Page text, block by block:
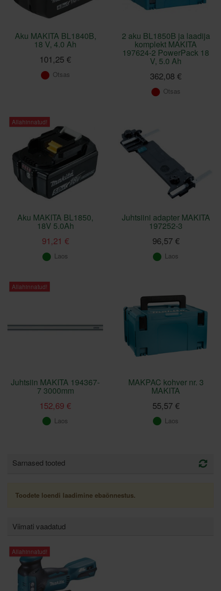
Aku MAKITA BL1840B,
18 V, 4.0 Ah
101,25 €
Otsas
2 aku BL1850B ja laadija
komplekt MAKITA
197624-2 PowerPack 18
V, 5.0 Ah
362,08 €
Otsas
Allahinnatud!
Aku MAKITA BL1850,
18V 5.0Ah
91,21 €
Laos
Juhtsiini adapter MAKITA
197252-3
96,57 €
Laos
Allahinnatud!
Juhtsiin MAKITA 194367-
7 3000mm
152,69 €
Laos
MAKPAC kohver nr. 3
MAKITA
55,57 €
Laos
Sarnased tooted
Toodete loendi laadimine ebaõnnestus.
Viimati vaadatud
Allahinnatud!